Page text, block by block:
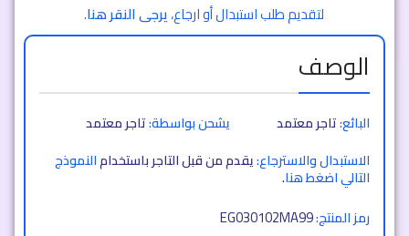
لتقديم طلب استبدال أو ارجاع،يرجى النقر هنا.
الوصف
البائع:تاجر معتمد يشحن بواسطة:تاجر معتمد
الاستبدال والاسترجاع:يقدم من قبل التاجر باستخدامالنموذج
التالي اضغط هنا.
رمز المنتج:EG030102MA99